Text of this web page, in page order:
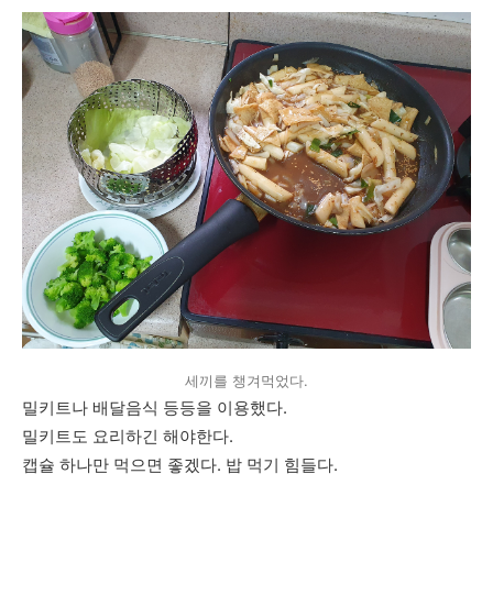
세끼를 챙겨먹었다.
밀키트나 배달음식 등등을 이용했다.
밀키트도 요리하긴 해야한다.
캡슐 하나만 먹으면 좋겠다. 밥 먹기 힘들다.